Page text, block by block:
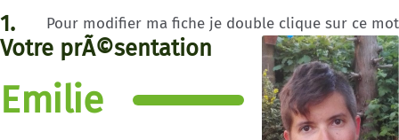
Pour modifier ma fiche je double clique sur ce mot
1.
Votre prÃ©sentation
Emilie